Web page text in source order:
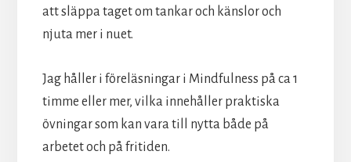
att släppa taget om tankar och känslor och
njuta mer i nuet.
Jag håller i föreläsningar i Mindfulness på ca 1
timme eller mer, vilka innehåller praktiska
övningar som kan vara till nytta både på
arbetet och på fritiden.